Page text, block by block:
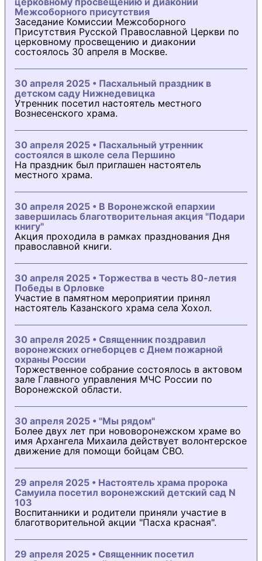
Межсоборного присутствия
Заседание Комиссии Межсоборного
Присутствия Русской Православной Церкви по
церковному просвещению и диаконии
состоялось 30 апреля в Москве.
30 апреля 2025 • Пасхальный праздник в
детском саду Нижнедевицка
Утренник посетил настоятель местного
Вознесенского храма.
30 апреля 2025 • Пасхальный утренник
состоялся в школе села Першино
На праздник был приглашен настоятель
местного храма.
30 апреля 2025 • В Воронежской епархии
завершилась благотворительная акция "Подари
книгу"
Акция проходила в рамках празднования Дня
православной книги.
30 апреля 2025 • Торжества в честь 80-летия
Победы в Орловке
Участие в памятном мероприятии принял
настоятель Казанского храма села Хохол.
30 апреля 2025 • Священник поздравил
воронежских огнеборцев с Днем пожарной
охраны России
Торжественное собрание состоялось в актовом
зале Главного управления МЧС России по
Воронежской области.
30 апреля 2025 • "Мы рядом"
Более двух лет при нововоронежском храме во
имя Архангела Михаила действует волонтерское
движение для помощи бойцам СВО.
29 апреля 2025 • Настоятель храма пророка
Самуила посетил воронежский детский сад N
103
Воспитанники и родители приняли участие в
благотворительной акции "Пасха красная".
29 апреля 2025 • Священник посетил